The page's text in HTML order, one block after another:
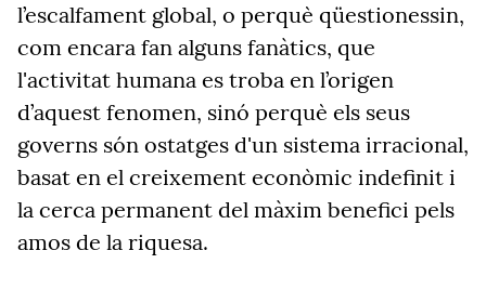
l’escalfament global, o perquè qüestionessin,
com encara fan alguns fanàtics, que
l'activitat humana es troba en l’origen
d’aquest fenomen, sinó perquè els seus
governs són ostatges d'un sistema irracional,
basat en el creixement econòmic indefinit i
la cerca permanent del màxim benefici pels
amos de la riquesa.